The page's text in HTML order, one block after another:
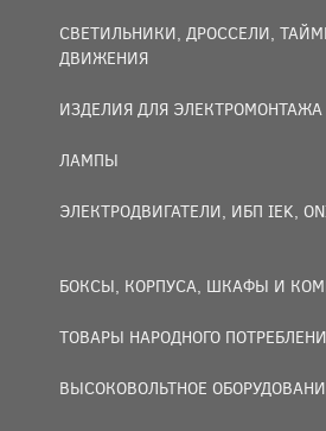
СВЕТИЛЬНИКИ, ДРОССЕЛИ,
ДВИЖЕНИЯ
ИЗДЕЛИЯ ДЛЯ ЭЛЕКТРОМОНТАЖА
ЛАМПЫ
ЭЛЕКТРОДВИГАТЕЛИ, ИБП IEK,
БОКСЫ, КОРПУСА, ШКАФЫ И
ТОВАРЫ НАРОДНОГО
ВЫСОКОВОЛЬТНОЕ